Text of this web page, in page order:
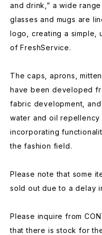
and drink,” a wide
glasses and mugs are
logo, creating a simple,
of FreshService.
The caps, aprons,
have been developed
fabric development,
water and oil repellency
incorporating
the fashion field.
Please note that some
sold out due to a delay
Please inquire from
that there is stock for